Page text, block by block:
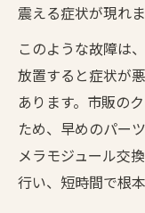
す
iPhoneカ
草加で
即日対応
草加で
iPhoneカ
震える症状が現れま
このような故障は
放置すると症状が
あります。市販の
ため、早めのパー
メラモジュール交
行い、短時間で根